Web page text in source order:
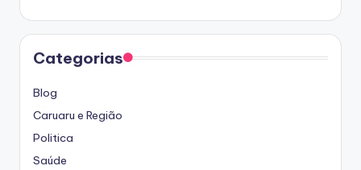
Categorias
Blog
Caruaru e Região
Politica
Saúde